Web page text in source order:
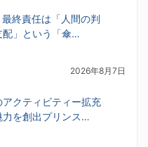
終責任は「人間の判
」という「傘…
2026年8月7日
クティビティー拡充
を創出プリンス…